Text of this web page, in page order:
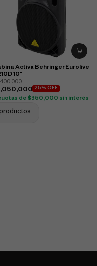
Activa Behringer Eurolive
10"
25% OFF
de $350,000 sin interés